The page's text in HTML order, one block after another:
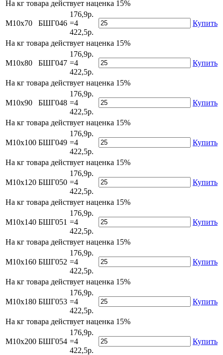
На кг товара действует наценка 15%
М10х70 БШГ046
176,9р.
=4
422,5р.
Купить
На кг товара действует наценка 15%
М10х80 БШГ047
176,9р.
=4
422,5р.
Купить
На кг товара действует наценка 15%
М10х90 БШГ048
176,9р.
=4
422,5р.
Купить
На кг товара действует наценка 15%
М10х100 БШГ049
176,9р.
=4
422,5р.
Купить
На кг товара действует наценка 15%
М10х120 БШГ050
176,9р.
=4
422,5р.
Купить
На кг товара действует наценка 15%
М10х140 БШГ051
176,9р.
=4
422,5р.
Купить
На кг товара действует наценка 15%
М10х160 БШГ052
176,9р.
=4
422,5р.
Купить
На кг товара действует наценка 15%
М10х180 БШГ053
176,9р.
=4
422,5р.
Купить
На кг товара действует наценка 15%
М10х200 БШГ054
176,9р.
=4
422,5р.
Купить